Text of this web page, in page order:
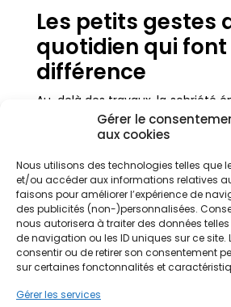
Gérer le
aux cookies
Nous utilisons des technologies telles que
et/ou accéder aux informations relatives
faisons pour améliorer l’expérience de
des publicités (non-)personnalisées.
nous autorisera à traiter des données
de navigation ou les ID uniques sur ce site.
consentir ou de retirer son consentement
sur certaines fonctonnalités et
Gérer les services
Les petits gestes
quotidien qui font
différence
Au-delà des travaux, la sobriété
aussi par des habitudes simples.
la nuit pour limiter les
d’énergie, éteindre les appareils
une bonne température de
de vie — ces bons gestes
collectivement une économie
fin d’année.
Changer ses habitudes ne
d’investissement, mais une
connectés permettent de